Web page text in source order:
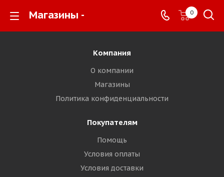
Магазины - 0
Компания
О компании
Магазины
Политика конфиденциальности
Покупателям
Помощь
Условия оплаты
Условия доставки